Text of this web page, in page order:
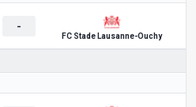
-
FC Stade Lausanne-Ouchy